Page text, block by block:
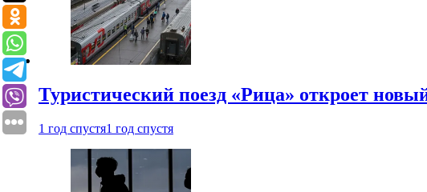
Туристический поезд «Рица» откроет
1 год спустя1 год спустя